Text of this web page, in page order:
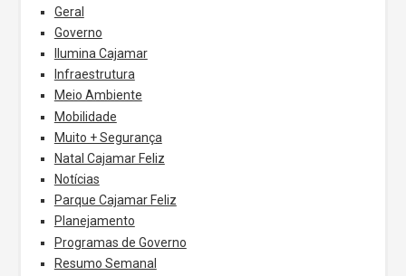
Geral
Governo
Ilumina Cajamar
Infraestrutura
Meio Ambiente
Mobilidade
Muito + Segurança
Natal Cajamar Feliz
Notícias
Parque Cajamar Feliz
Planejamento
Programas de Governo
Resumo Semanal